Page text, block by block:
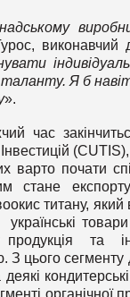
виконавчий
Я б
».
час
варто
титану,
продукція та
З цього